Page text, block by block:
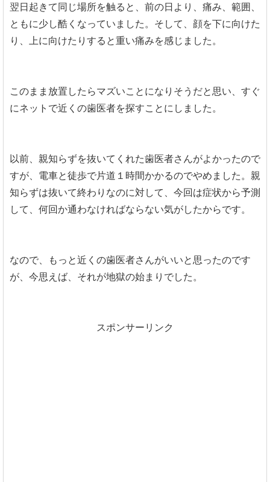
翌日起きて同じ場所を触ると、前の日より、痛み、範囲、
ともに少し酷くなっていました。そして、顔を下に向けた
り、上に向けたりすると重い痛みを感じました。
このまま放置したらマズいことになりそうだと思い、すぐ
にネットで近くの歯医者を探すことにしました。
以前、親知らずを抜いてくれた歯医者さんがよかったので
すが、電車と徒歩で片道１時間かかるのでやめました。親
知らずは抜いて終わりなのに対して、今回は症状から予測
して、何回か通わなければならない気がしたからです。
なので、もっと近くの歯医者さんがいいと思ったのです
が、今思えば、それが地獄の始まりでした。
スポンサーリンク